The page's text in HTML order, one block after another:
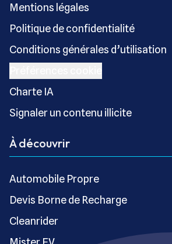
Mentions légales
Politique de confidentialité
Conditions générales d’utilisation
Charte IA
Signaler un contenu illicite
À découvrir
Automobile Propre
Devis Borne de Recharge
Cleanrider